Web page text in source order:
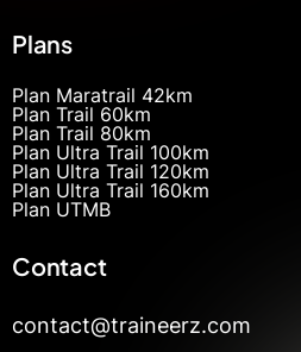
Plans
Plan Maratrail 42km
Plan Trail 60km
Plan Trail 80km
Plan Ultra Trail 100km
Plan Ultra Trail 120km
Plan Ultra Trail 160km
Plan UTMB
Contact
contact@traineerz.com